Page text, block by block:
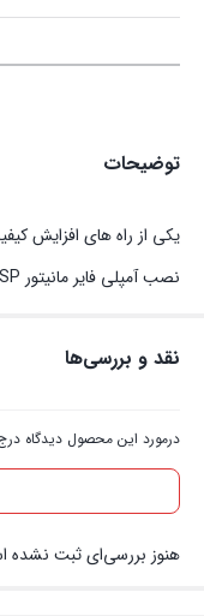
توضیحات
یکی از راه های افزایش
نصب آمپلی فایر مانیتور DSP دو کانال می باشد.
نقد و بررسی‌ها
درمورد این محصول دیدگاه
هنوز بررسی‌ای ثبت نشده